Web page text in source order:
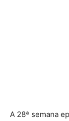
A 28ª semana